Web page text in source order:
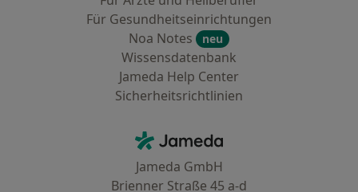
Für Gesundheitseinrichtungen
Noa Notes
neu
Wissensdatenbank
Jameda Help Center
Sicherheitsrichtlinien
Jameda - Startseite
Jameda GmbH
Brienner Straße 45 a-d